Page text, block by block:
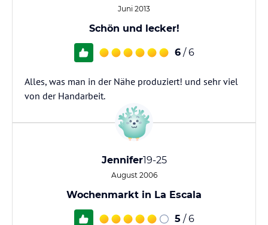
Juni 2013
Schön und lecker!
6 / 6
Alles, was man in der Nähe produziert! und sehr viel
von der Handarbeit.
Jennifer19-25
August 2006
Wochenmarkt in La Escala
5 / 6